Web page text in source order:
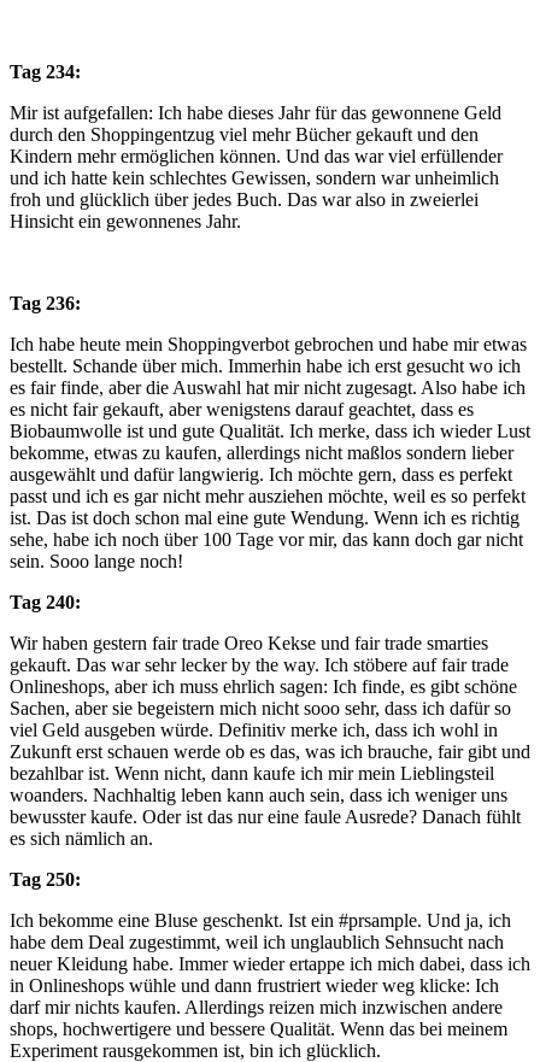
Tag 234:
Mir ist aufgefallen: Ich habe dieses Jahr für das gewonnene Geld
durch den Shoppingentzug viel mehr Bücher gekauft und den
Kindern mehr ermöglichen können. Und das war viel erfüllender
und ich hatte kein schlechtes Gewissen, sondern war unheimlich
froh und glücklich über jedes Buch. Das war also in zweierlei
Hinsicht ein gewonnenes Jahr.
Tag 236:
Ich habe heute mein Shoppingverbot gebrochen und habe mir etwas
bestellt. Schande über mich. Immerhin habe ich erst gesucht wo ich
es fair finde, aber die Auswahl hat mir nicht zugesagt. Also habe ich
es nicht fair gekauft, aber wenigstens darauf geachtet, dass es
Biobaumwolle ist und gute Qualität. Ich merke, dass ich wieder Lust
bekomme, etwas zu kaufen, allerdings nicht maßlos sondern lieber
ausgewählt und dafür langwierig. Ich möchte gern, dass es perfekt
passt und ich es gar nicht mehr ausziehen möchte, weil es so perfekt
ist. Das ist doch schon mal eine gute Wendung. Wenn ich es richtig
sehe, habe ich noch über 100 Tage vor mir, das kann doch gar nicht
sein. Sooo lange noch!
Tag 240:
Wir haben gestern fair trade Oreo Kekse und fair trade smarties
gekauft. Das war sehr lecker by the way. Ich stöbere auf fair trade
Onlineshops, aber ich muss ehrlich sagen: Ich finde, es gibt schöne
Sachen, aber sie begeistern mich nicht sooo sehr, dass ich dafür so
viel Geld ausgeben würde. Definitiv merke ich, dass ich wohl in
Zukunft erst schauen werde ob es das, was ich brauche, fair gibt und
bezahlbar ist. Wenn nicht, dann kaufe ich mir mein Lieblingsteil
woanders. Nachhaltig leben kann auch sein, dass ich weniger uns
bewusster kaufe. Oder ist das nur eine faule Ausrede? Danach fühlt
es sich nämlich an.
Tag 250:
Ich bekomme eine Bluse geschenkt. Ist ein #prsample. Und ja, ich
habe dem Deal zugestimmt, weil ich unglaublich Sehnsucht nach
neuer Kleidung habe. Immer wieder ertappe ich mich dabei, dass ich
in Onlineshops wühle und dann frustriert wieder weg klicke: Ich
darf mir nichts kaufen. Allerdings reizen mich inzwischen andere
shops, hochwertigere und bessere Qualität. Wenn das bei meinem
Experiment rausgekommen ist, bin ich glücklich.